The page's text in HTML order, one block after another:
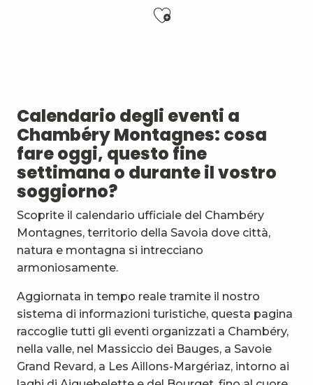
Ajouter aux
Fête des Alpages du Mont Revard
Esc'apéro aux Fruits de la Treille
Exposition : Messages/Images, graphisme d'intérêt
Exposition de peinture Martine Sainte Mareville
Festi'Fecl
Festival Musique et Nature en Bauges
Passage en mode estival des piscines
Exposition : Quand la matière s'éveille
Visite Guidée : Germinations
Calendario degli eventi a
Chambéry Montagnes: cosa
fare oggi, questo fine
settimana o durante il vostro
soggiorno?
Scoprite il calendario ufficiale del Chambéry
Montagnes, territorio della Savoia dove città,
natura e montagna si intrecciano
armoniosamente.
Aggiornata in tempo reale tramite il nostro
sistema di informazioni turistiche, questa pagina
raccoglie tutti gli eventi organizzati a Chambéry,
nella valle, nel Massiccio dei Bauges, a Savoie
Grand Revard, a Les Aillons-Margériaz, intorno ai